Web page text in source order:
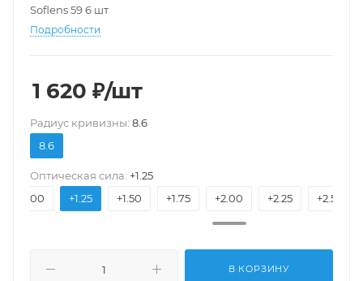
Soflens 59 6 шт
Подробности
1 620 ₽/шт
Pадиус кривизны: 8.6
8.6
Оптическая сила: +1.25
+1.00
+1.25 +1.50 +1.75 +2.00 +2.25 +2.50
В КОРЗИНУ